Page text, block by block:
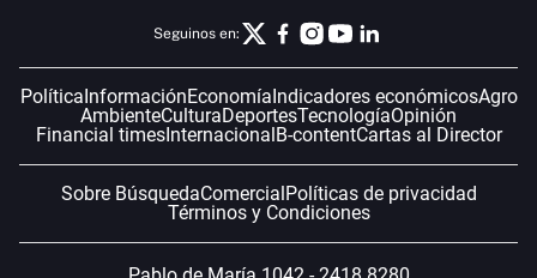
Seguinos en:
Política InformaciónEconomía Indicadores económicosAgro
AmbienteCulturaDeportesTecnologíaOpinión
Financial timesInternacional B-contentCartas al Director
Sobre BúsquedaComercial Políticas de privacidad
Términos y Condiciones